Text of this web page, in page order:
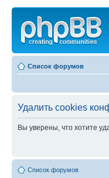
Список форумов
Удалить cookies
Вы уверены, что хотите
Список форумов